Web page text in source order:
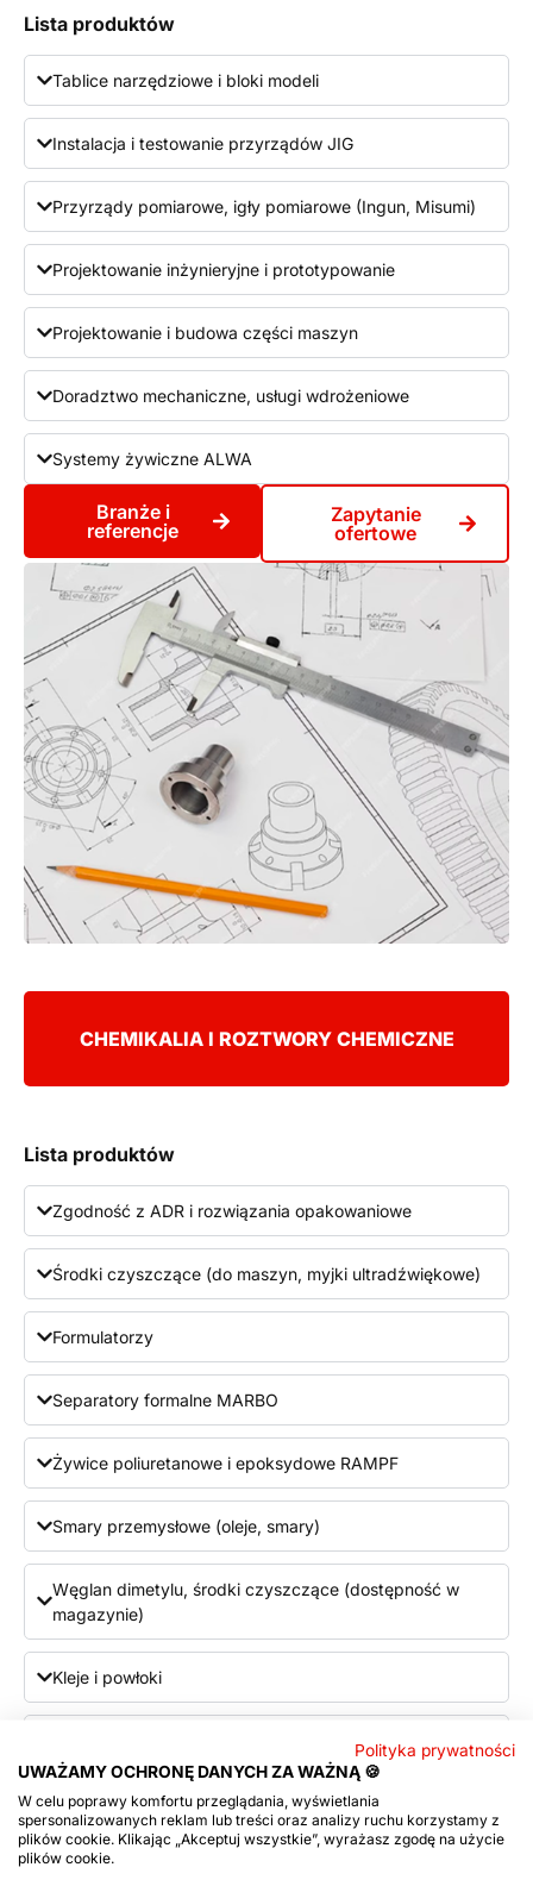
Lista produktów
Tablice narzędziowe i bloki modeli
Instalacja i testowanie przyrządów JIG
Przyrządy pomiarowe, igły pomiarowe (Ingun, Misumi)
Projektowanie inżynieryjne i prototypowanie
Projektowanie i budowa części maszyn
Doradztwo mechaniczne, usługi wdrożeniowe
Systemy żywiczne ALWA
Branże i
referencje
Zapytanie
ofertowe
CHEMIKALIA I ROZTWORY CHEMICZNE
Lista produktów
Zgodność z ADR i rozwiązania opakowaniowe
Środki czyszczące (do maszyn, myjki ultradźwiękowe)
Formulatorzy
Separatory formalne MARBO
Żywice poliuretanowe i epoksydowe RAMPF
Smary przemysłowe (oleje, smary)
Węglan dimetylu, środki czyszczące (dostępność w
magazynie)
Kleje i powłoki
Powłoki na bazie fluoropolimerów
Usługi w zakresie kart charakterystyki (PCN, UFI, CAS)
Polityka prywatności
UWAŻAMY OCHRONĘ DANYCH ZA WAŻNĄ 🍪
W celu poprawy komfortu przeglądania, wyświetlania
spersonalizowanych reklam lub treści oraz analizy ruchu korzystamy z
plików cookie. Klikając „Akceptuj wszystkie”, wyrażasz zgodę na użycie
plików cookie.